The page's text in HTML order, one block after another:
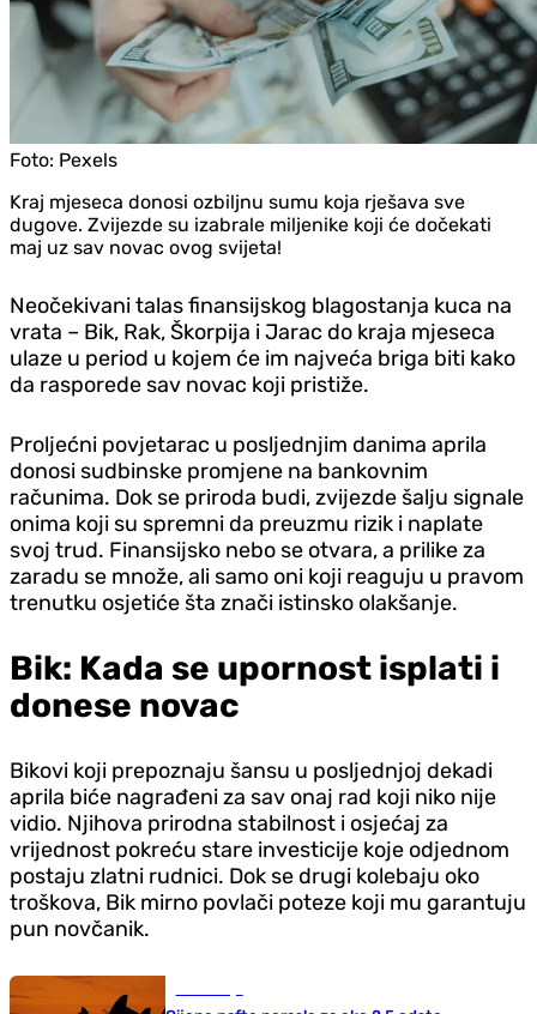
Foto: Pexels
Kraj mjeseca donosi ozbiljnu sumu koja rješava sve
dugove. Zvijezde su izabrale miljenike koji će dočekati
maj uz sav novac ovog svijeta!
Neočekivani talas finansijskog blagostanja kuca na
vrata – Bik, Rak, Škorpija i Jarac do kraja mjeseca
ulaze u period u kojem će im najveća briga biti kako
da rasporede sav novac koji pristiže.
Proljećni povjetarac u posljednjim danima aprila
donosi sudbinske promjene na bankovnim
računima. Dok se priroda budi, zvijezde šalju signale
onima koji su spremni da preuzmu rizik i naplate
svoj trud. Finansijsko nebo se otvara, a prilike za
zaradu se množe, ali samo oni koji reaguju u pravom
trenutku osjetiće šta znači istinsko olakšanje.
Bik: Kada se upornost isplati i
donese novac
Bikovi koji prepoznaju šansu u posljednjoj dekadi
aprila biće nagrađeni za sav onaj rad koji niko nije
vidio. Njihova prirodna stabilnost i osjećaj za
vrijednost pokreću stare investicije koje odjednom
postaju zlatni rudnici. Dok se drugi kolebaju oko
troškova, Bik mirno povlači poteze koji mu garantuju
pun novčanik.